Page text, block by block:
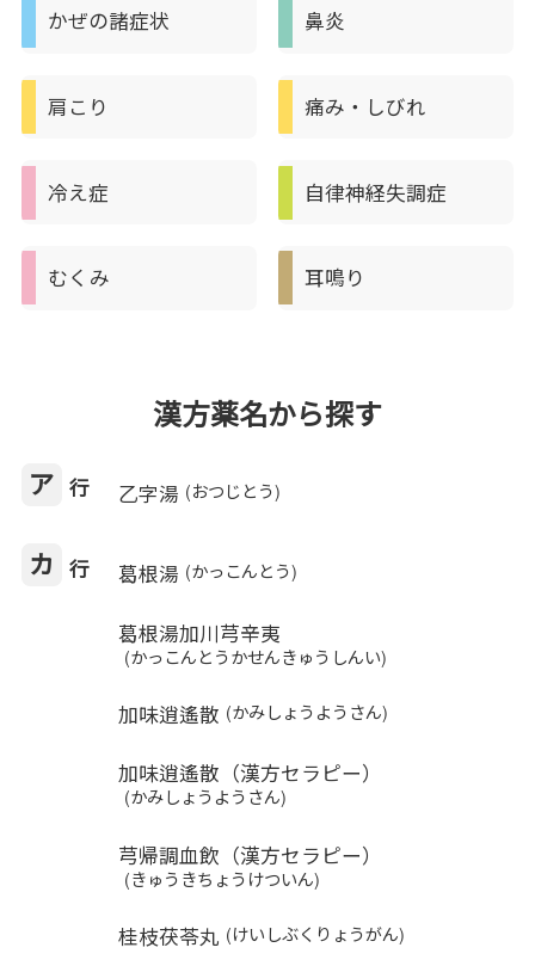
かぜの諸症状 鼻炎
肩こり 痛み・しびれ
冷え症 自律神経失調症
むくみ 耳鳴り
漢方薬名から探す
ア 行 乙字湯 (おつじとう)
カ 行 葛根湯 (かっこんとう)
葛根湯加川芎辛夷
(かっこんとうかせんきゅうしんい)
加味逍遙散 (かみしょうようさん)
加味逍遙散（漢方セラピー）
(かみしょうようさん)
芎帰調血飲（漢方セラピー）
(きゅうきちょうけついん)
桂枝茯苓丸 (けいしぶくりょうがん)